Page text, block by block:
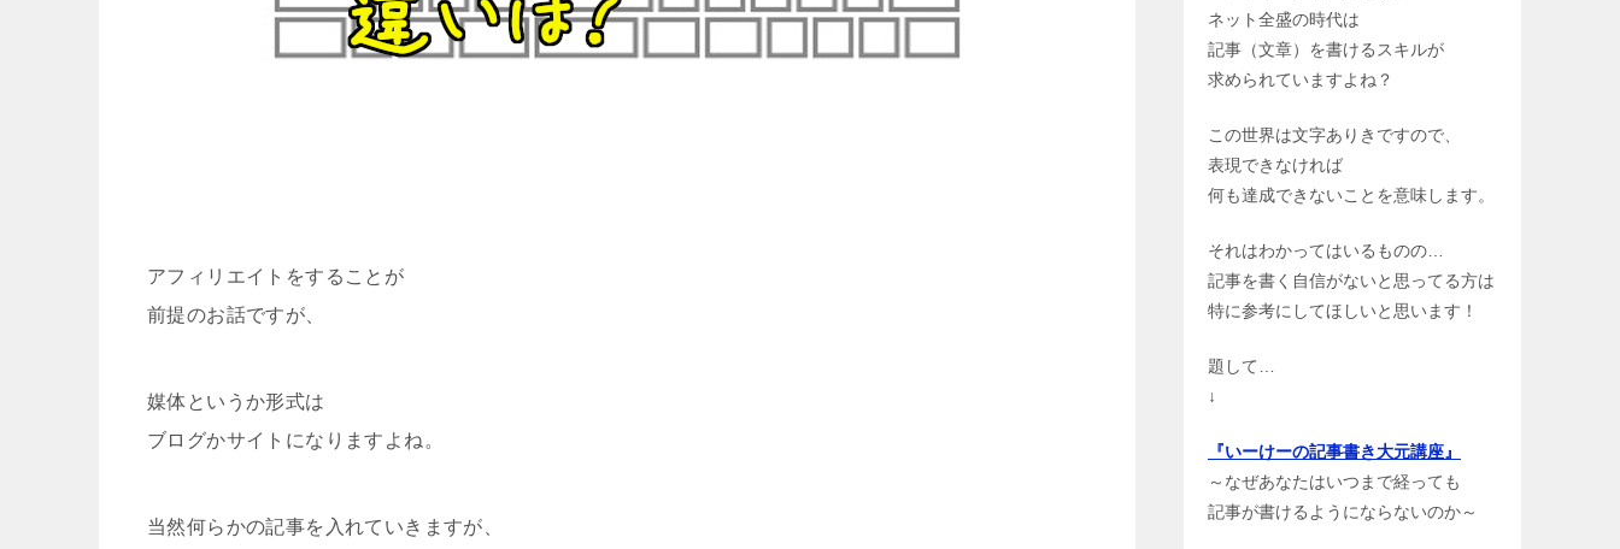
アフィリエイトをすることが
前提のお話ですが、
媒体というか形式は
ブログかサイトになりますよね。
当然何らかの記事を入れていきますが、
ネット全盛の時代は
記事（文章）を書けるスキルが
求められていますよね？
この世界は文字ありきですので、
表現できなければ
何も達成できないことを意味します。
それはわかってはいるものの…
記事を書く自信がないと思ってる方は
特に参考にしてほしいと思います！
題して…
↓
『いーけーの記事書き大元講座』
～なぜあなたはいつまで経っても
記事が書けるようにならないのか～